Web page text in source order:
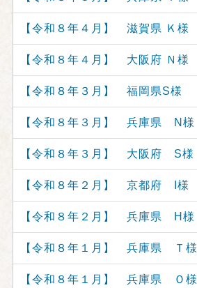
【令和８年４月】 滋賀県 Ｋ様
【令和８年４月】 大阪府 Ｎ様
【令和８年３月】 福岡県S様
【令和８年３月】 兵庫県 N様
【令和８年３月】 大阪府 S様
【令和８年２月】 京都府 I様
【令和８年２月】 兵庫県 H様
【令和８年１月】 兵庫県 Ｔ様
【令和８年１月】 兵庫県 Ｏ様